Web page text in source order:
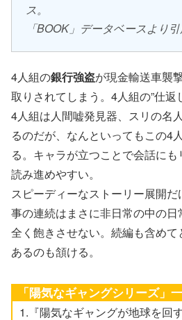
ス。
「BOOK」データベースより
4人組の銀行強盗が現金輸送車襲
取りされてしまう。4人組の”仕返
4人組は人間嘘発見器、スリの名
るのだが、なんといってもこの4
る。キャラが立つことで会話に
読み進めやすい。
スピーディーなストーリー展開
事の連続はまさに非日常の中の
全く飽きさせない。続編も含め
あるのも頷ける。
「陽気なギャングシリーズ」
1.『陽気なギャングが地球を回